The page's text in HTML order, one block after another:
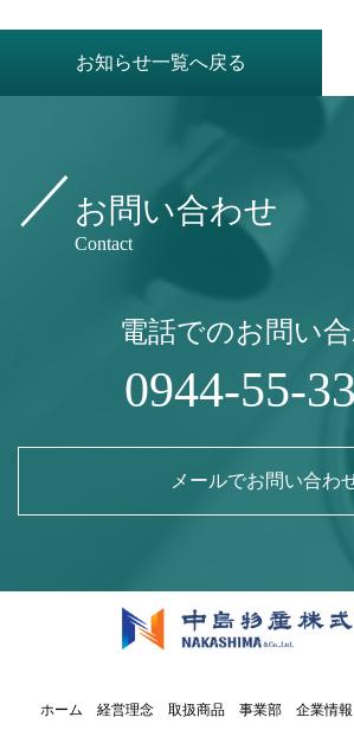
お知らせ一覧へ戻る
お問い合わせ
Contact
電話でのお問い
0944-55-
メールでお問い合わ
ホーム 経営理念 取扱商品 事業部 企業情報